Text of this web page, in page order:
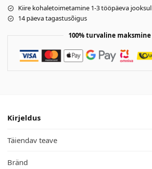
Kiire kohaletoimetamine 1-3 tööpäeva jooksul
14 päeva tagastusõigus
100% turvaline maksmine
Kirjeldus
Täiendav teave
Bränd